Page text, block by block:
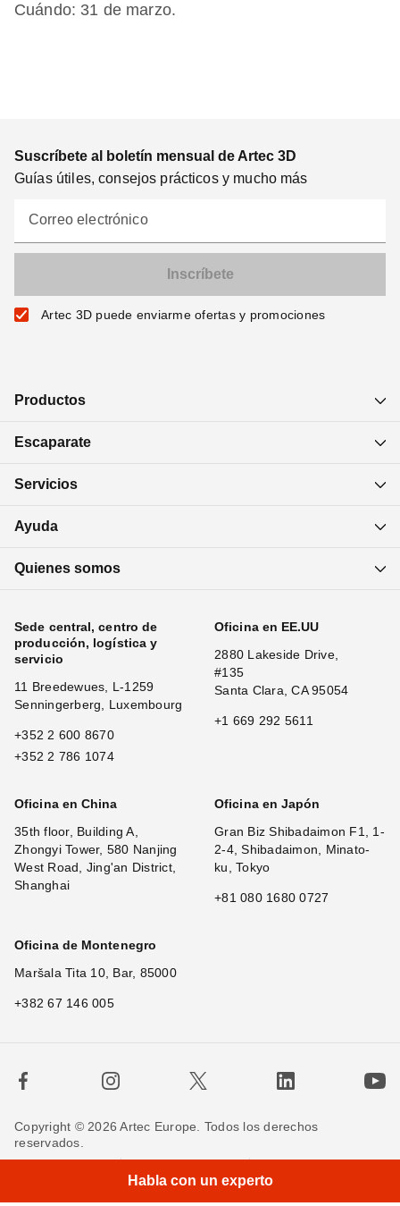
Cuándo: 31 de marzo.
Suscríbete al boletín mensual de Artec 3D
Guías útiles, consejos prácticos y mucho más
Correo electrónico
Artec 3D puede enviarme ofertas y promociones
Productos
Escaparate
Servicios
Ayuda
Quienes somos
Sede central, centro de
producción, logística y
servicio
11 Breedewues, L-1259
Senningerberg, Luxembourg
+352 2 600 8670
+352 2 786 1074
Oficina en EE.UU
2880 Lakeside Drive,
#135
Santa Clara, CA 95054
+1 669 292 5611
Oficina en China
35th floor, Building A,
Zhongyi Tower, 580 Nanjing
West Road, Jing'an District,
Shanghai
Oficina en Japón
Gran Biz Shibadaimon F1, 1-
2-4, Shibadaimon, Minato-
ku, Tokyo
+81 080 1680 0727
Oficina de Montenegro
Maršala Tita 10, Bar, 85000
+382 67 146 005
Copyright © 2026 Artec Europe. Todos los derechos
reservados.
Política de privacidad
Política de cookies
Habla con un experto